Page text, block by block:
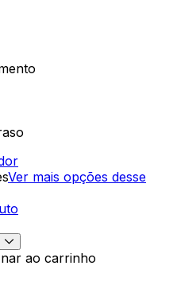
Ver mais opções desse
ao carrinho